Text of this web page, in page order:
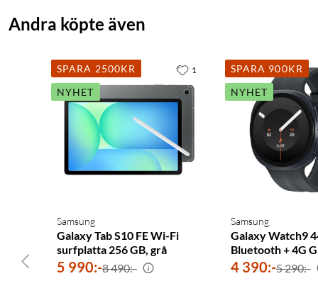
Andra köpte även
SPARA 2500KR
NYHET
Samsung
Galaxy Tab S10 FE Wi-Fi
surfplatta 256 GB, grå
5 990:-8 490:-
1
SPARA 900KR
NYHET
Samsung
Galaxy Watch9
Bluetooth + 4G
4 390:-5 290:-